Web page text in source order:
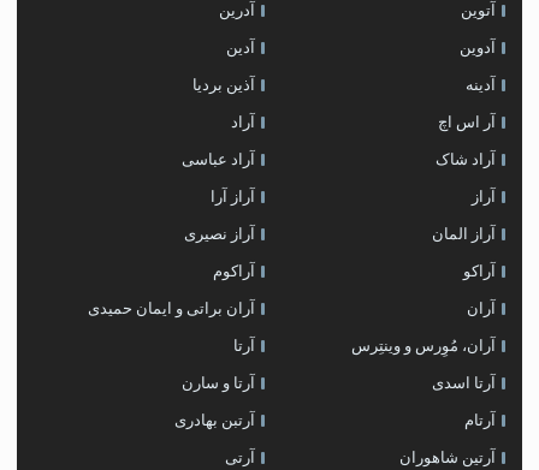
آتوین آدرین
آدوین آدین
آدینه آذین بردیا
آر اس اچ آراد
آراد شاک آراد عباسی
آراز آراز آرا
آراز المان آراز نصیری
آراکو آراکوم
آران آران براتی و ایمان حمیدی
آران، مُوِرس و وینتِرس آرتا
آرتا اسدی آرتا و سارن
آرتام آرتبن بهادری
آرتين شاهوران آرتی